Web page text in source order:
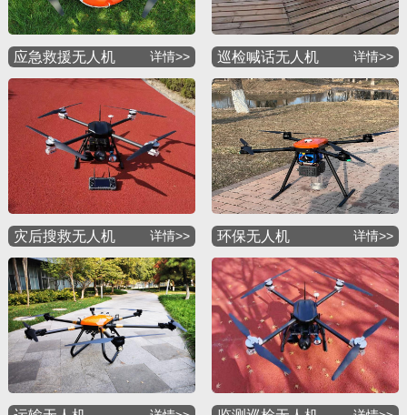
应急救援无人机 详情>> 巡检喊话无人机 详情>>
灾后搜救无人机 详情>> 环保无人机 详情>>